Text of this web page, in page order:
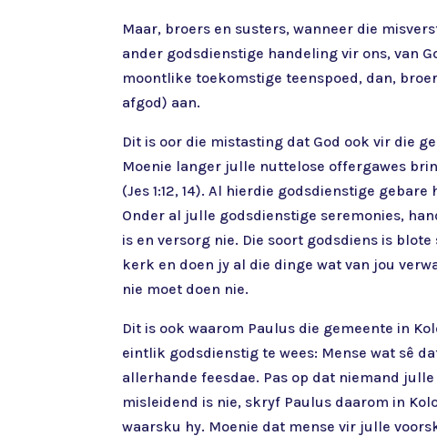
Maar, broers en susters, wanneer die
ander godsdienstige handeling vir ons, van
moontlike toekomstige teenspoed, dan,
afgod) aan.
Dit is oor die mistasting dat God ook vir die
Moenie langer julle nuttelose offergawes
(Jes 1:12, 14). Al hierdie godsdienstige
Onder al julle godsdienstige seremonies,
is en versorg nie. Die soort godsdiens is
kerk en doen jy al die dinge wat van jou
nie moet doen nie.
Dit is ook waarom Paulus die gemeente in
eintlik godsdienstig te wees: Mense wat sê
allerhande feesdae. Pas op dat niemand
misleidend is nie, skryf Paulus daarom in
waarsku hy. Moenie dat mense vir julle